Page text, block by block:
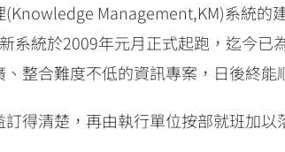
Management,KM)系統
系統於2009年元月正式起跑，迄今
整合難度不低的資訊專案，日後終
得清楚，再由執行單位按部就班加以